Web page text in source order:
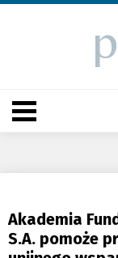
Akademia
S.A. pomoże